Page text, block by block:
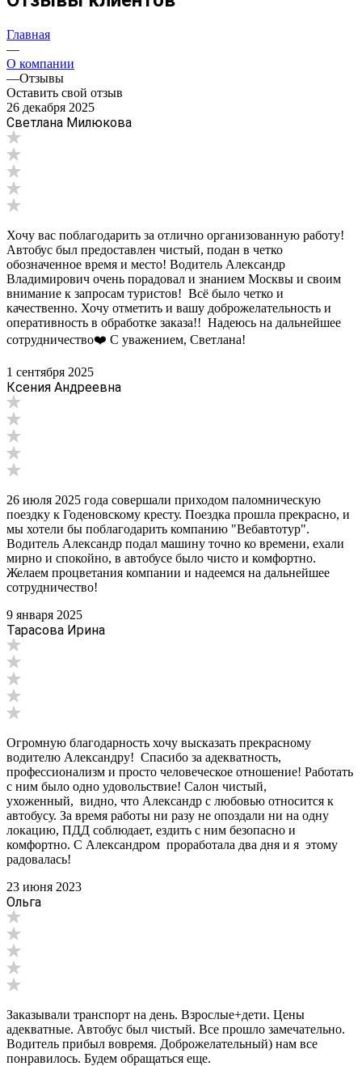
Главная
—
О компании
—Отзывы
Оставить свой отзыв
26 декабря 2025
Светлана Милюкова
Хочу вас поблагодарить за отлично организованную работу!
Автобус был предоставлен чистый, подан в четко
обозначенное время и место! Водитель Александр
Владимирович очень порадовал и знанием Москвы и своим
внимание к запросам туристов! Всё было четко и
качественно. Хочу отметить и вашу доброжелательность и
оперативность в обработке заказа!! Надеюсь на дальнейшее
сотрудничество❤️ С уважением, Светлана!
1 сентября 2025
Ксения Андреевна
26 июля 2025 года совершали приходом паломническую
поездку к Годеновскому кресту. Поездка прошла прекрасно, и
мы хотели бы поблагодарить компанию "Вебавтотур".
Водитель Александр подал машину точно ко времени, ехали
мирно и спокойно, в автобусе было чисто и комфортно.
Желаем процветания компании и надеемся на дальнейшее
сотрудничество!
9 января 2025
Тарасова Ирина
Огромную благодарность хочу высказать прекрасному
водителю Александру! Спасибо за адекватность,
профессионализм и просто человеческое отношение! Работать
с ним было одно удовольствие! Салон чистый,
ухоженный, видно, что Александр с любовью относится к
автобусу. За время работы ни разу не опоздали ни на одну
локацию, ПДД соблюдает, ездить с ним безопасно и
комфортно. С Александром проработала два дня и я этому
радовалась!
23 июня 2023
Ольга
Заказывали транспорт на день. Взрослые+дети. Цены
адекватные. Автобус был чистый. Все прошло замечательно.
Водитель прибыл вовремя. Доброжелательный) нам все
понравилось. Будем обращаться еще.